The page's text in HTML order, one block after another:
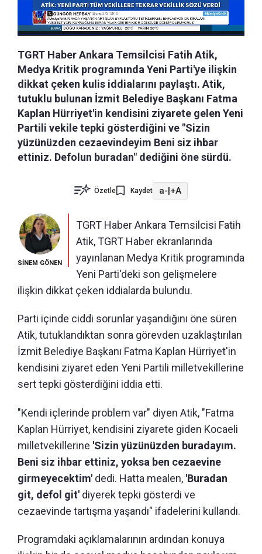
TGRT Haber Ankara Temsilcisi Fatih Atik,
Medya Kritik programında Yeni Parti'ye ilişkin
dikkat çeken kulis iddialarını paylaştı. Atik,
tutuklu bulunan İzmit Belediye Başkanı Fatma
Kaplan Hürriyet'in kendisini ziyarete gelen Yeni
Partili vekile tepki gösterdiğini ve "Sizin
yüzünüzden cezaevindeyim Beni siz ihbar
ettiniz. Defolun buradan" dediğini öne sürdü.
Özetle Kaydet a-|+A
SİNEM GÖNEN
TGRT Haber Ankara Temsilcisi Fatih
Atik, TGRT Haber ekranlarında
yayınlanan Medya Kritik programında
Yeni Parti'deki son gelişmelere
ilişkin dikkat çeken iddialarda bulundu.
Parti içinde ciddi sorunlar yaşandığını öne süren
Atik, tutuklandıktan sonra görevden uzaklaştırılan
İzmit Belediye Başkanı Fatma Kaplan Hürriyet'in
kendisini ziyaret eden Yeni Partili milletvekillerine
sert tepki gösterdiğini iddia etti.
"Kendi içlerinde problem var" diyen Atik, "Fatma
Kaplan Hürriyet, kendisini ziyarete giden Kocaeli
milletvekillerine 'Sizin yüzünüzden buradayım.
Beni siz ihbar ettiniz, yoksa ben cezaevine
girmeyecektim' dedi. Hatta mealen, 'Buradan
git, defol git' diyerek tepki gösterdi ve
cezaevinde tartışma yaşandı" ifadelerini kullandı.
Programdaki açıklamalarının ardından konuya